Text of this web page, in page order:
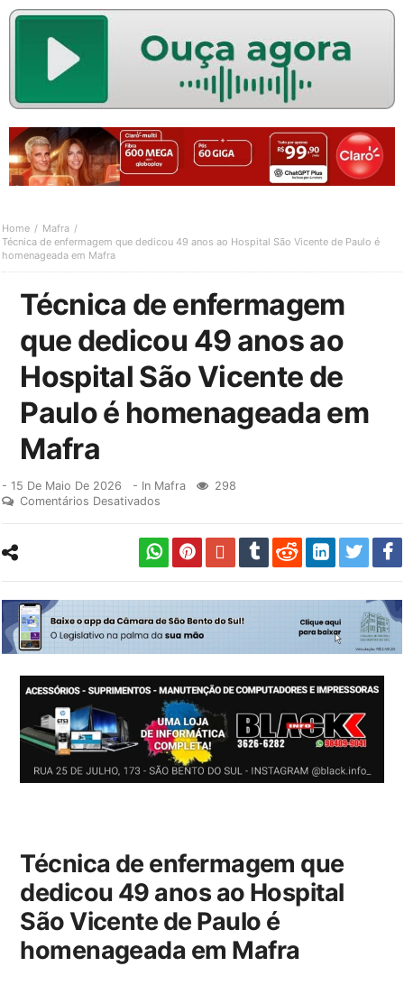
Home
Mafra
Técnica de enfermagem que dedicou 49 anos ao Hospital São Vicente de Paulo é
homenageada em Mafra
Técnica de enfermagem
que dedicou 49 anos ao
Hospital São Vicente de
Paulo é homenageada em
Mafra
-15 De Maio De 2026 - In Mafra
298
Comentários Desativados
Técnica de enfermagem que
dedicou 49 anos ao Hospital
São Vicente de Paulo é
homenageada em Mafra